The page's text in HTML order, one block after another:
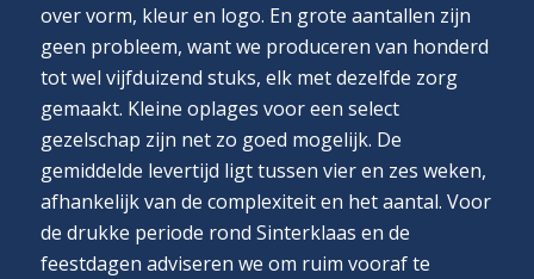
over vorm, kleur en logo. En grote aantallen zijn
geen probleem, want we produceren van honderd
tot wel vijfduizend stuks, elk met dezelfde zorg
gemaakt. Kleine oplages voor een select
gezelschap zijn net zo goed mogelijk. De
gemiddelde levertijd ligt tussen vier en zes weken,
afhankelijk van de complexiteit en het aantal. Voor
de drukke periode rond Sinterklaas en de
feestdagen adviseren we om ruim vooraf te